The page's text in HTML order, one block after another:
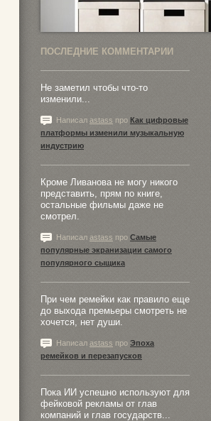
ПОСЛЕДНИЕ КОММЕНТАРИИ
Не заметил чтобы что-то
изменили...
Написал astass про Как цифровые
платформы изменили музыкальную
индустрию
Кроме Ливанова не могу никого
представить, прям по книге,
остальные фильмы даже не
смотрел.
Написал astass про Самые
популярные экранизации самого
популярного сыщика
При чем ремейки как правило еще
до выхода премьеры смотреть не
хочется, нет души.
Написал astass про Эпоха
ремейков и перезапусков
Пока ИИ успешно используют для
фейковой рекламы от глав
компаний и глав государств...